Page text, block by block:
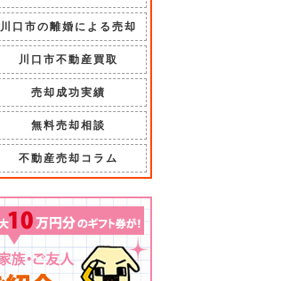
川口市の離婚による売却
川口市不動産買取
売却成功実績
無料売却相談
不動産売却コラム